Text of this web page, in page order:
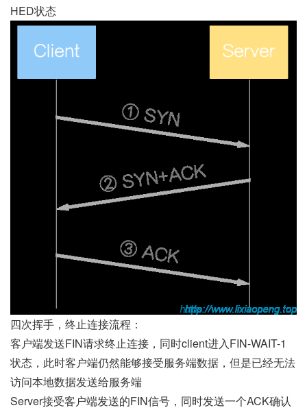
HED状态
四次挥手，终止连接流程：
客户端发送FIN请求终止连接，同时client进入FIN-WAIT-1
状态，此时客户端仍然能够接受服务端数据，但是已经无法
访问本地数据发送给服务端
Server接受客户端发送的FIN信号，同时发送一个ACK确认